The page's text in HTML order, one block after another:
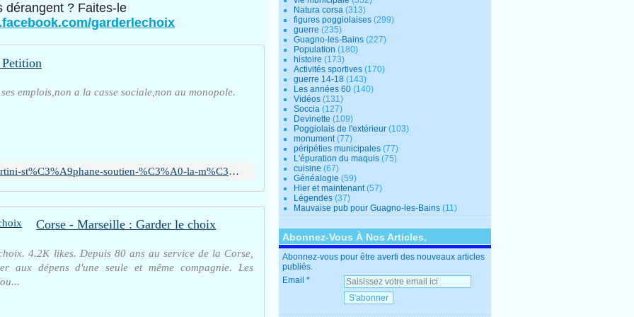
dérangent ? Faites-le
garderlechoix
emplois,non a la casse sociale,non au monopole.
https://www.change.org/p/albertini-st%C3%A9phane-soutien-%C3%A0-la-m%C3%A9ridionale-et-ses-emplois-non-a-la-casse-sociale-non-au-monopole?fbclid=IwAR1zbp7oDhC-jmBUNrkosOJCsqY4wKDSV-mpqxBV7RdWxvYurT5uXoJhDg0
Corse - Marseille : Garder le choix
4.2K likes. Depuis 80 ans au service de la Corse,
aux dépens d'une seule et même compagnie. Les
Natura corsa (313)
figures poggiolaises (299)
guerre (235)
Guagno-les-Bains (227)
Population (180)
histoire (173)
Activités sportives (170)
guerre 14-18 (143)
Les années 60 (140)
Vidéos (131)
Soccia (127)
Devinette (109)
Poggiolais de l'extérieur (103)
monument(77)
péripéties municipales (77)
L'épuration du maquis (75)
cuisine (67)
Généalogie (59)
Hier et maintenant(57)
Légendes (37)
Mauvaise pub pour Guagno-les-Bains (11)
Abonnez-Vous À Nos Articles,
Abonnez-vous pour être averti des nouveaux articles
publiés.
Email